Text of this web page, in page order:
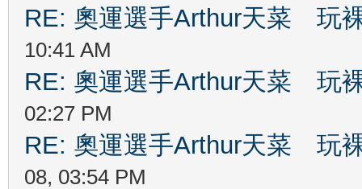
RE: 奧運選手Arthur天菜 玩
10:41 AM
RE: 奧運選手Arthur天菜 玩
02:27 PM
RE: 奧運選手Arthur天菜 玩
08, 03:54 PM